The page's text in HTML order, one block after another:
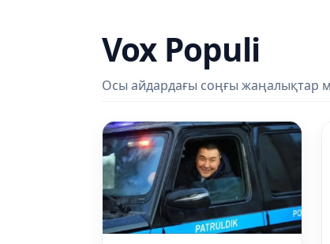
Vox Populi
Осы айдардағы соңғы жаңалықтар